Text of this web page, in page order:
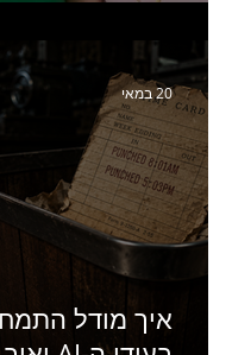
סמנכ״לית
של מחלבות גד
איך מודל
20 במאי